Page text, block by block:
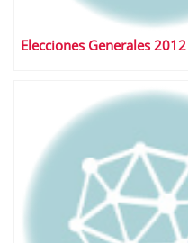
Elecciones Generales 2012